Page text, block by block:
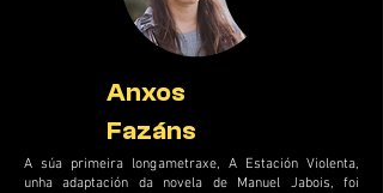
Anxos
Fazáns
A súa primeira longametraxe, A Estación Violenta,
unha adaptación da novela de Manuel Jabois, foi